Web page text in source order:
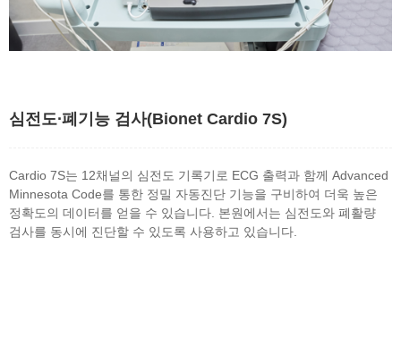
심전도∙폐기능 검사(Bionet Cardio 7S)
Cardio 7S는 12채널의 심전도 기록기로 ECG 출력과 함께 Advanced
Minnesota Code를 통한 정밀 자동진단 기능을 구비하여 더욱 높은
정확도의 데이터를 얻을 수 있습니다. 본원에서는 심전도와 폐활량
검사를 동시에 진단할 수 있도록 사용하고 있습니다.